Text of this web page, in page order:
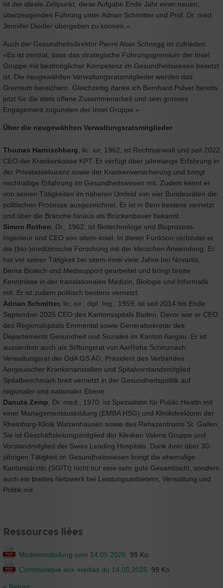
ist der ideale Zeitpunkt, diese Aufgabe Ende Jahr einer neuen,
überzeugenden Führung unter Adrian Schmitter und Prof. Dr. med.
Jennifer Diedler übergeben zu können.»
Auch der Gesundheitsdirektor Pierre Alain Schnegg ist zufrieden:
«Es ist zentral, dass das strategische Führungsgremium der Insel
Gruppe mit bestmöglicher Kompetenz im Gesundheitswesen besetzt
ist. Die neugewählten Verwaltungsratsmitglieder werden das
Gremium bereichern. Gleichzeitig danke ich Bernhard Pulver bereits
jetzt für die stets offene Zusammenarbeit und sein grosses
Engagement zugunsten der Insel Gruppe.»
Über die neugewählten Verwaltungsratsmitglieder
Thomas Harnischberg , lic. iur, 1962, ist Rechtsanwalt und seit 2022
CEO der Krankenkasse KPT. Er verfügt über jahrelange Erfahrung in
der Privatassekuranz sowie der Krankenversicherung und bringt
reichhaltige Erfahrung im Gesundheitswesen mit. Zudem kennt er
von seinen Tätigkeiten im näheren Umfeld von vier Bundesräten die
politischen Prozesse ausgezeichnet. Er ist in Bern bestens vernetzt
und über die Branche hinaus als Brückenbauer bekannt.
Simon Rothen , Dr., 1962, ist Biotechnologe und Bioprozess-
Ingenieur und CEO von sitem-insel. In dieser Funktion verbindet er
die (bio-)medizinische Forschung mit der klinischen Anwendung. Er
hat vor seiner Tätigkeit bei sitem-insel viele Jahre bei Novartis,
Berna Biotech und Medisupport gearbeitet und bringt breite
Kenntnisse in der translationalen Medizin, Biologie und Informatik
mit. Er ist zudem politisch bestens vernetzt.
Adrian Schmitter, lic. iur., dipl. Ing., 1959, ist seit 2014 bis Ende
September 2025 CEO des Kantonsspitals Baden. Davor war er CEO
des Regionalspitals Emmental sowie Generalsekretär des
Departements Gesundheit und Soziales im Kanton Aargau. Er ist
ausserdem auch als Stiftungsrat von AarReha Schinznach,
Verwaltungsrat der OdA GS AG, Präsident des Verbandes
Aargauischer Krankenanstalten und Spitalvorstandsmitglied
Spitalbenchmark breit vernetzt in der Gesundheitspolitik auf
regionaler und nationaler Ebene.
Danuta Zemp , Dr. med., 1970, ist Spezialistin für Public Health mit
einer Managementausbildung (EMBA HSG) und Klinikdirektorin der
Rheinburg-Klinik Walzenhausen sowie des Rehazentrums St. Gallen.
Sie ist Geschäftsleitungsmitglied der Kliniken Valens Gruppe und
Vorstandmitglied der Swiss Leading Hospitals. Dank ihrer über 30-
jährigen Tätigkeit im Gesundheitswesen bringt die ehemalige
Kantonsärztin (SG/TI) nicht nur eine sehr gute Gesamtsicht, sondern
auch ein breites Netzwerk bei Leistungsanbietern, Verwaltung und
Politik mit.
Ressources liées
Medienmitteilung vom 14.05.2025
98 Ko
Communiqué aux médias du 14.05.2025
99 Ko
« Retour